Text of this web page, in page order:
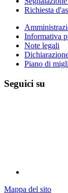
Richiesta
Informativa
Note legali
Piano di
Seguici su
Mappa del sito